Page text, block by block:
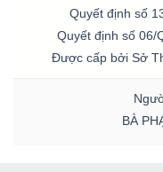
Quyết định số
Quyết định số 06/
Được cấp bởi Sở
BÀ